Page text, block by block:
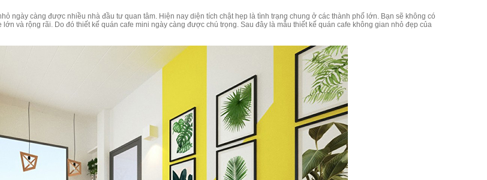
ngày càng được nhiều nhà đầu tư quan tâm. Hiện nay diện tích chật hẹp là tình trạng chung ở các thành phố lớn. Bạn sẽ không có
và rộng rãi. Do đó thiết kế quán cafe mini ngày càng được chú trọng. Sau đây là mẫu thiết kế quán cafe không gian nhỏ đẹp của